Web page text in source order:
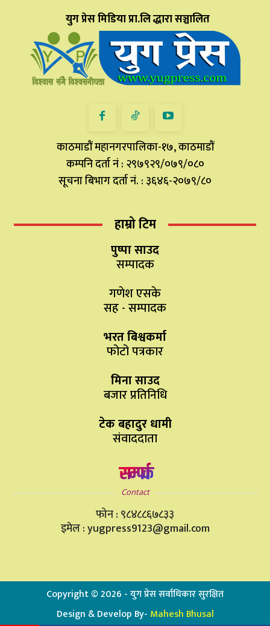
युग प्रेस मिडिया प्रा.लि द्धारा सञ्चालित
काठमाडौं महानगरपालिका-१७, काठमाडौं
कम्पनि दर्ता नं : २९७९२९/०७९/०८०
सूचना बिभाग दर्ता नं. : ३६४६-२०७९/८०
हाम्रो टिम
पुष्पा साउद
सम्पादक
गणेश एसके
सह - सम्पादक
भरत बिश्वकर्मा
फोटो पत्रकार
मिना साउद
बजार प्रतिनिधि
टेक बहादुर धामी
संवाददाता
सम्पर्क
Contact
फोन : ९८४८८६७८३३
इमेल : yugpress9123@gmail.com
Copyright ©2026 - युग प्रेस सर्वाधिकार सुरक्षित
Design & Develop By- Mahesh Bhusal